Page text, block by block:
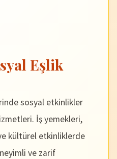
Eşlik
sosyal etkinlikler
İş yemekleri,
kültürel etkinliklerde
ve zarif